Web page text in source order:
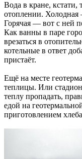
Вода в кране, кстати,
отоплении. Холодная
Горячая — вот с ней
Как ванны в паре
врезаться в
котельные в ответ
пристаёт.
Ещё на месте
теплицы. Или
теплу пропадать,
едой на
приготовлением